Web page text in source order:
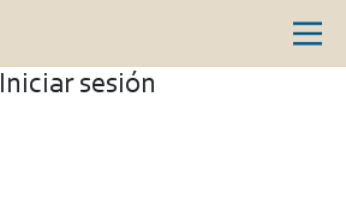
Iniciar sesión